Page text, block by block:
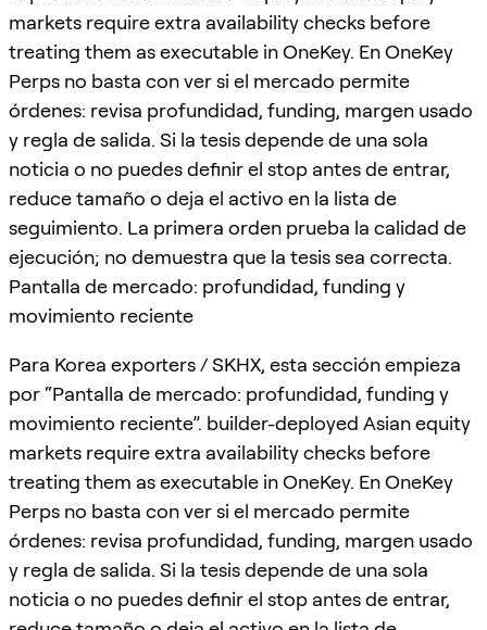
markets require extra availability checks before
treating them as executable in OneKey. En OneKey
Perps no basta con ver si el mercado permite
órdenes: revisa profundidad, funding, margen usado
y regla de salida. Si la tesis depende de una sola
noticia o no puedes definir el stop antes de entrar,
reduce tamaño o deja el activo en la lista de
seguimiento. La primera orden prueba la calidad de
ejecución; no demuestra que la tesis sea correcta.
Pantalla de mercado: profundidad, funding y
movimiento reciente
Para Korea exporters / SKHX, esta sección empieza
por “Pantalla de mercado: profundidad, funding y
movimiento reciente”. builder-deployed Asian equity
markets require extra availability checks before
treating them as executable in OneKey. En OneKey
Perps no basta con ver si el mercado permite
órdenes: revisa profundidad, funding, margen usado
y regla de salida. Si la tesis depende de una sola
noticia o no puedes definir el stop antes de entrar,